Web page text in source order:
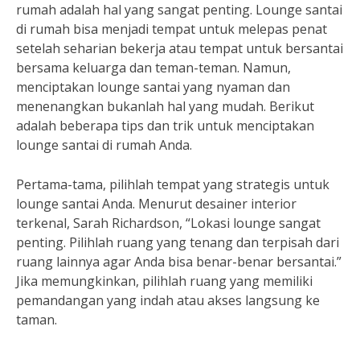
rumah adalah hal yang sangat penting. Lounge santai
di rumah bisa menjadi tempat untuk melepas penat
setelah seharian bekerja atau tempat untuk bersantai
bersama keluarga dan teman-teman. Namun,
menciptakan lounge santai yang nyaman dan
menenangkan bukanlah hal yang mudah. Berikut
adalah beberapa tips dan trik untuk menciptakan
lounge santai di rumah Anda.
Pertama-tama, pilihlah tempat yang strategis untuk
lounge santai Anda. Menurut desainer interior
terkenal, Sarah Richardson, “Lokasi lounge sangat
penting. Pilihlah ruang yang tenang dan terpisah dari
ruang lainnya agar Anda bisa benar-benar bersantai.”
Jika memungkinkan, pilihlah ruang yang memiliki
pemandangan yang indah atau akses langsung ke
taman.